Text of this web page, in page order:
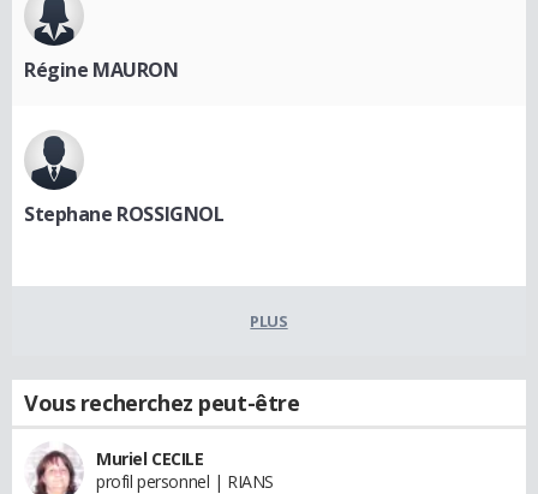
Régine MAURON
Stephane ROSSIGNOL
PLUS
Vous recherchez peut-être
Muriel CECILE
profil personnel | RIANS